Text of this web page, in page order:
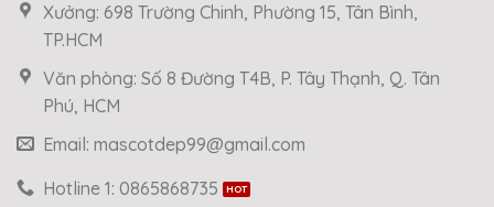
Xưởng: 698 Trường Chinh, Phường 15, Tân Bình,
TP.HCM
Văn phòng: Số 8 Đường T4B, P. Tây Thạnh, Q. Tân
Phú, HCM
Email: mascotdep99@gmail.com
Hotline 1: 0865868735